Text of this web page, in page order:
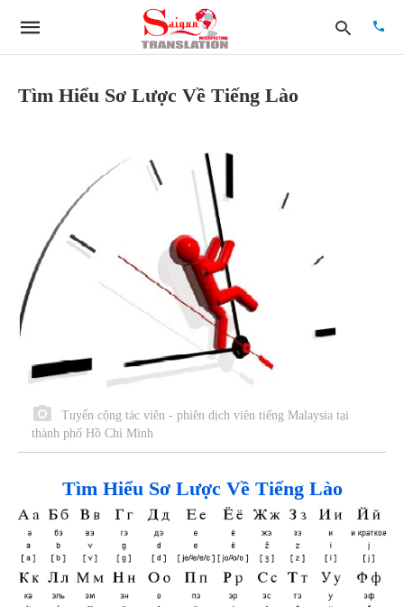
Tìm Hiểu Sơ Lược Về Tiếng Lào
Tuyển cộng tác viên - phiên dịch viên tiếng Malaysia tại
thành phố Hồ Chí Minh
Tìm Hiểu Sơ Lược Về Tiếng Lào